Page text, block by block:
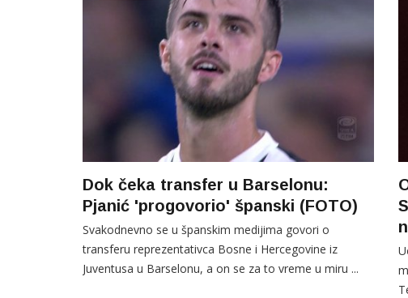
Dok čeka transfer u Barselonu:
Pjanić 'progovorio' španski (FOTO)
Svakodnevno se u španskim medijima govori o
transferu reprezentativca Bosne i Hercegovine iz
Juventusa u Barselonu, a on se za to vreme u miru ...